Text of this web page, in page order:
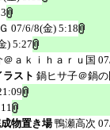
07/6/8(金) 5:18
) 5:27
＠ａｋｉｈａｒｕ国
スト 鍋ヒサ子＠鍋
物置き場 鴨瀬高次